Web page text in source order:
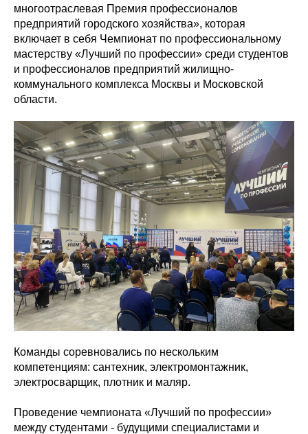
многоотраслевая Премия профессионалов
предприятий городского хозяйства», которая
включает в себя Чемпионат по профессиональному
мастерству «Лучший по профессии» среди студентов
и профессионалов предприятий жилищно-
коммунального комплекса Москвы и Московской
области.
Команды соревновались по нескольким
компетенциям: сантехник, электромонтажник,
электросварщик, плотник и маляр.
Проведение чемпионата «Лучший по профессии»
между студентами - будущими специалистами и